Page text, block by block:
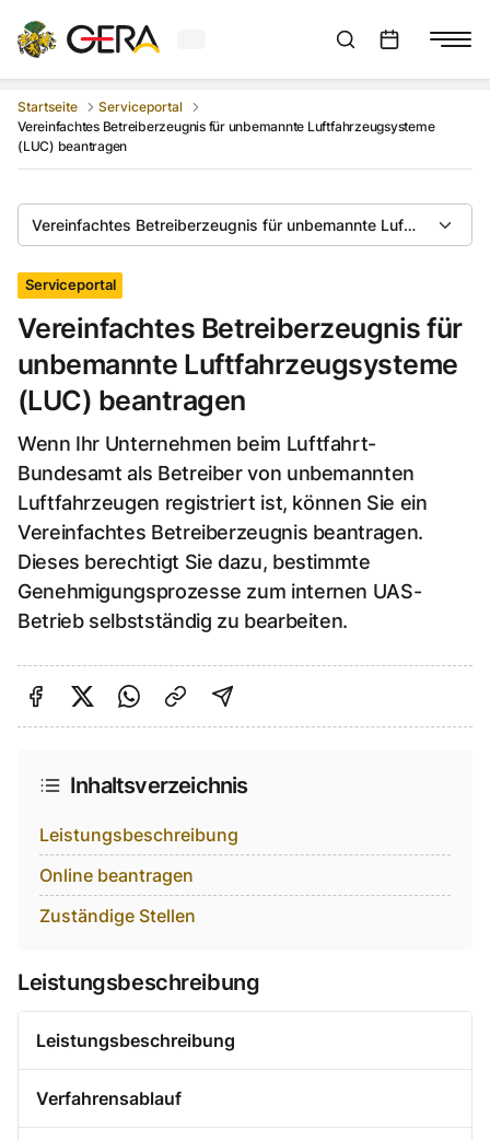
Aktuelles Wetter in GeraSuchleiste anzeigen
Startseite
Serviceportal
Vereinfachtes Betreiberzeugnis für unbemannte Luftfahrzeugsysteme
(LUC) beantragen
Vereinfachtes Betreiberzeugnis für unbemannte
Serviceportal
Vereinfachtes Betreiberzeugnis für
unbemannte Luftfahrzeugsysteme
(LUC) beantragen
Wenn Ihr Unternehmen beim Luftfahrt-
Bundesamt als Betreiber von unbemannten
Luftfahrzeugen registriert ist, können Sie ein
Vereinfachtes Betreiberzeugnis beantragen.
Dieses berechtigt Sie dazu, bestimmte
Genehmigungsprozesse zum internen UAS-
Betrieb selbstständig zu bearbeiten.
Auf Facebook teilen
Auf Twitter teilen
Per Link teilen
shareViaEmail
Inhaltsverzeichnis
Leistungsbeschreibung
Online beantragen
Zuständige Stellen
Leistungsbeschreibung
Leistungsbeschreibung
Verfahrensablauf